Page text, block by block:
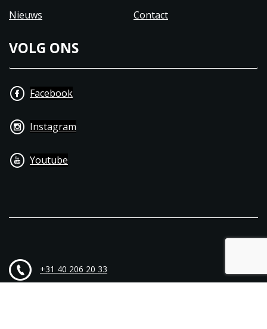
Nieuws
Contact
VOLG ONS
Facebook
Instagram
Youtube
+31 40 206 20 33